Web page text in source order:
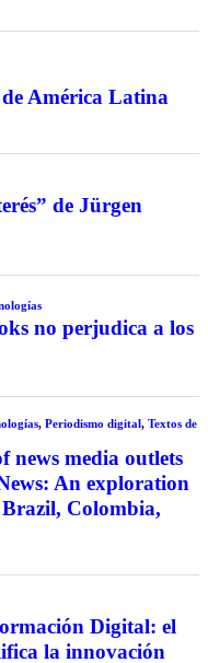
América Latina
de Jürgen
no perjudica a los
, Periodismo digital, Textos de
news media outlets
An exploration
Colombia,
Digital: el
la innovación